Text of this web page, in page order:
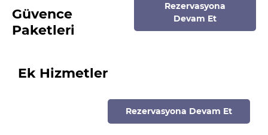
Güvence
Paketleri
Rezervasyona
Devam Et
Ek Hizmetler
Rezervasyona Devam Et